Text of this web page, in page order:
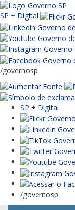
SP + Digital
/governosp
SP + Digital
/governosp